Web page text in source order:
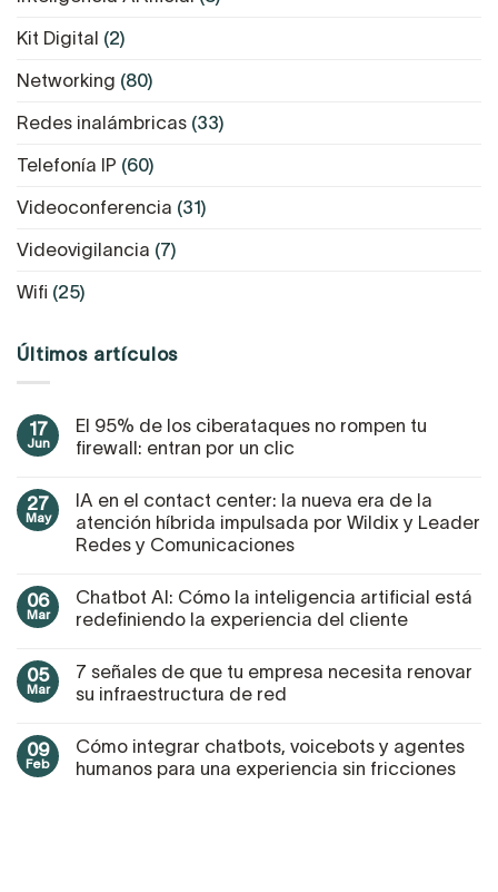
Kit Digital (2)
Networking (80)
Redes inalámbricas (33)
Telefonía IP (60)
Videoconferencia (31)
Videovigilancia (7)
Wifi (25)
Últimos artículos
17
Jun
El 95% de los ciberataques no rompen tu
firewall: entran por un clic
27
May
IA en el contact center: la nueva era de la
atención híbrida impulsada por Wildix y Leader
Redes y Comunicaciones
06
Mar
Chatbot AI: Cómo la inteligencia artificial está
redefiniendo la experiencia del cliente
05
Mar
7 señales de que tu empresa necesita renovar
su infraestructura de red
09
Feb
Cómo integrar chatbots, voicebots y agentes
humanos para una experiencia sin fricciones